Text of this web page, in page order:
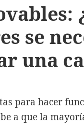
se
una
para hacer
a que la